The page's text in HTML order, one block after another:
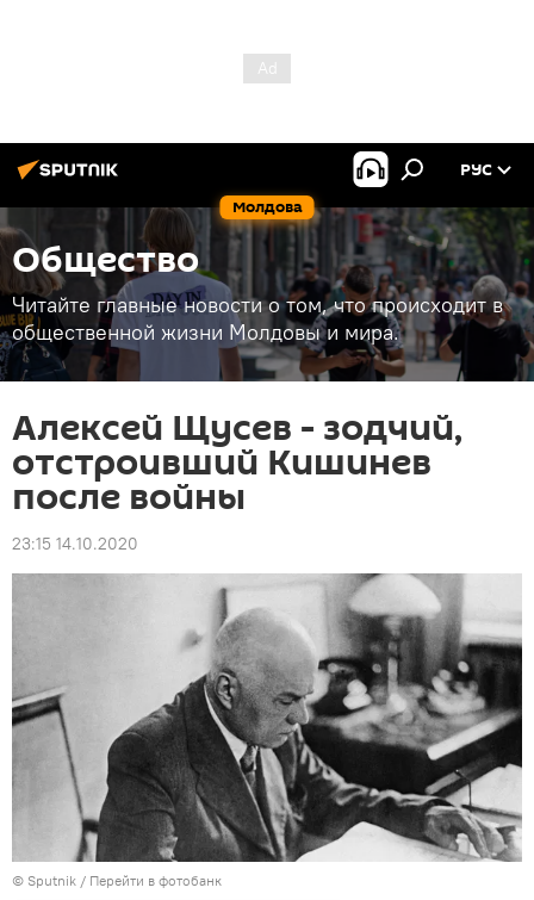
Молдова
РУС
Общество
Читайте главные новости о том, что происходит в
общественной жизни Молдовы и мира.
Алексей Щусев - зодчий,
отстроивший Кишинев
после войны
23:15 14.10.2020
© Sputnik / Перейти в фотобанк